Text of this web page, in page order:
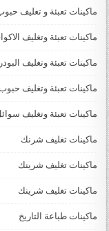
ماكينات تعبئة و تغليف
ماكينات تعبئة وتغليف
ماكينات تعبئة وتغليف
ماكينات تعبئة وتغليف
ماكينات تعبئة وتغليف
ماكينات تغليف شرنك
ماكينات تغليف شرينك
ماكينات تغليف شرينك
ماكينات طباعة التاريخ